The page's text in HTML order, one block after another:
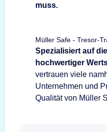
muss.
Müller Safe - Tresor-
Spezialisiert auf
hochwertiger
vertrauen viele
Unternehmen und
Qualität von Müller